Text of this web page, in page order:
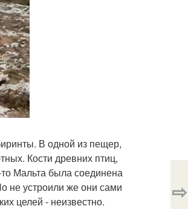
В одной из пещер,
Кости древних птиц,
Мальта была соединена
не устроили же они сами
целей - неизвестно.
⇨